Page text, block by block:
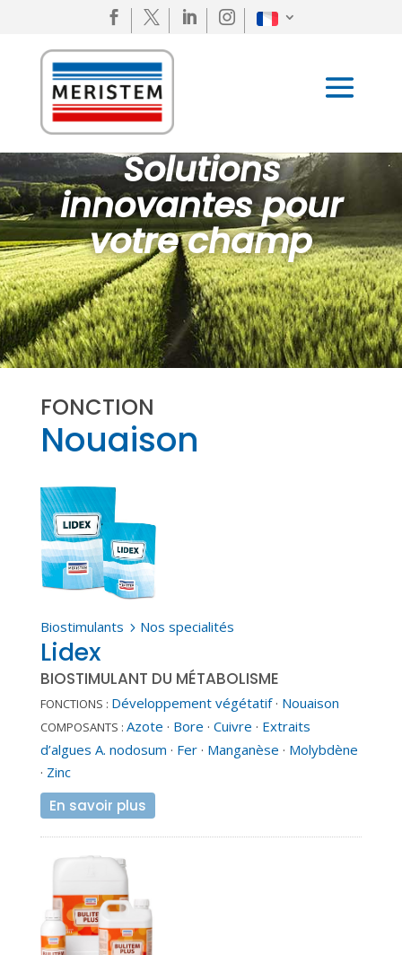
   
Solutions
innovantes pour
votre champ
FONCTION
Nouaison
Biostimulants 5 Nos specialités
Lidex
BIOSTIMULANT DU MÉTABOLISME
FONCTIONS : Développement végétatif· Nouaison
COMPOSANTS : Azote · Bore · Cuivre · Extraits
d’algues A. nodosum · Fer· Manganèse · Molybdène
· Zinc
En savoir plus